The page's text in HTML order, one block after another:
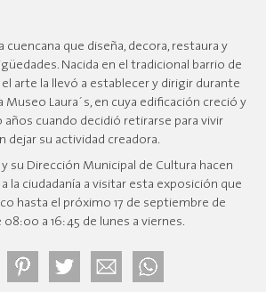
cuencana que diseña, decora, restaura y
Nacida en el tradicional barrio de
el arte la llevó a establecer y dirigir durante
Museo Laura´s, en cuya edificación creció y
años cuando decidió retirarse para vivir
dejar su actividad creadora.
y su Dirección Municipal de Cultura hacen
la ciudadanía a visitar esta exposición que
hasta el próximo 17 de septiembre de
08:00 a 16:45 de lunes a viernes.